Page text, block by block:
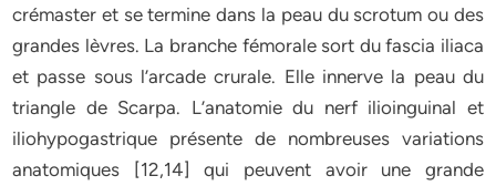
crémaster et se termine dans la peau du scrotum ou des
grandes lèvres. La branche fémorale sort du fascia iliaca
et passe sous l’arcade crurale. Elle innerve la peau du
triangle de Scarpa. L’anatomie du nerf ilioinguinal et
iliohypogastrique présente de nombreuses variations
anatomiques [12,14] qui peuvent avoir une grande